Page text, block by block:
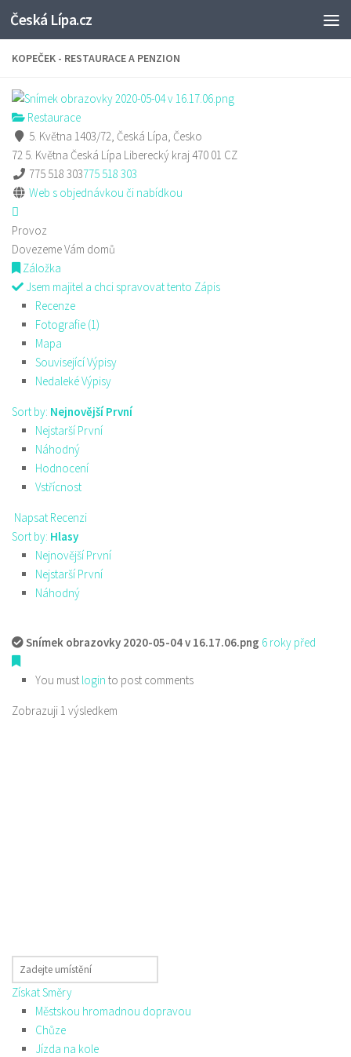
Skip to content
Česká Lípa.cz
KOPEČEK - RESTAURACE A PENZION
Restaurace
5. Května 1403/72, Česká Lípa, Česko
72 5. Května Česká Lípa Liberecký kraj470 01 CZ
775 518 303775 518 303
Web s objednávkou či nabídkou
Provoz
Dovezeme Vám domů
Záložka
Jsem majitel a chci spravovat tento Zápis
Recenze
Fotografie (1)
Mapa
Související Výpisy
Nedaleké Výpisy
Sort by: Nejnovější První
Nejstarší První
Náhodný
Hodnocení
Vstřícnost
Napsat Recenzi
Sort by: Hlasy
Nejnovější První
Nejstarší První
Náhodný
Snímek obrazovky 2020-05-04 v 16.17.06.png 6 roky před
You must login to post comments
Zobrazuji 1 výsledkem
Získat Směry
Městskou hromadnou dopravou
Chůze
Jízda na kole